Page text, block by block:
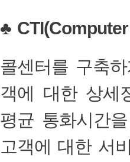
♣
콜센터를 구축
객에 대한 상세
평균 통화시간
고객에 대한 서